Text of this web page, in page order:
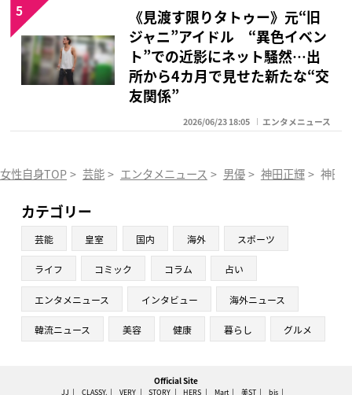
《見渡す限りタトゥー》元“旧
ジャニ”アイドル “異色イベン
ト”での近影にネット騒然…出
所から4カ月で見せた新たな“交
友関係”
2026/06/23 18:05 エンタメニュース
5
女性自身TOP > 芸能 > エンタメニュース > 男優 > 神田正輝 > 神田
カテゴリー
芸能 皇室 国内 海外 スポーツ
ライフ コミック コラム 占い
エンタメニュース インタビュー 海外ニュース
韓流ニュース 美容 健康 暮らし グルメ
Official Site
JJ CLASSY. VERY STORY HERS Mart 美ST bis